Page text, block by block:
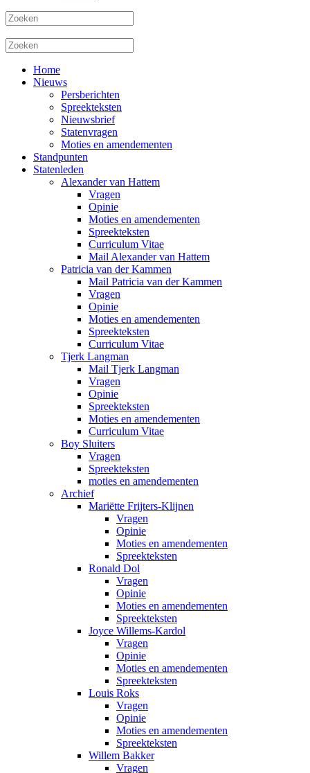
Home
Nieuws
Persberichten
Spreekteksten
Nieuwsbrief
Statenvragen
Moties en amendementen
Standpunten
Statenleden
Alexander van Hattem
Vragen
Opinie
Moties en amendementen
Spreekteksten
Curriculum Vitae
Mail Alexander van Hattem
Patricia van der Kammen
Mail Patricia van der Kammen
Vragen
Opinie
Moties en amendementen
Spreekteksten
Curriculum Vitae
Tjerk Langman
Mail Tjerk Langman
Vragen
Opinie
Spreekteksten
Moties en amendementen
Curriculum Vitae
Boy Sluiters
Vragen
Spreekteksten
moties en amendementen
Archief
Mariëtte Frijters-Klijnen
Vragen
Opinie
Moties en amendementen
Spreekteksten
Ronald Dol
Vragen
Opinie
Moties en amendementen
Spreekteksten
Joyce Willems-Kardol
Vragen
Opinie
Moties en amendementen
Spreekteksten
Louis Roks
Vragen
Opinie
Moties en amendementen
Spreekteksten
Willem Bakker
Vragen